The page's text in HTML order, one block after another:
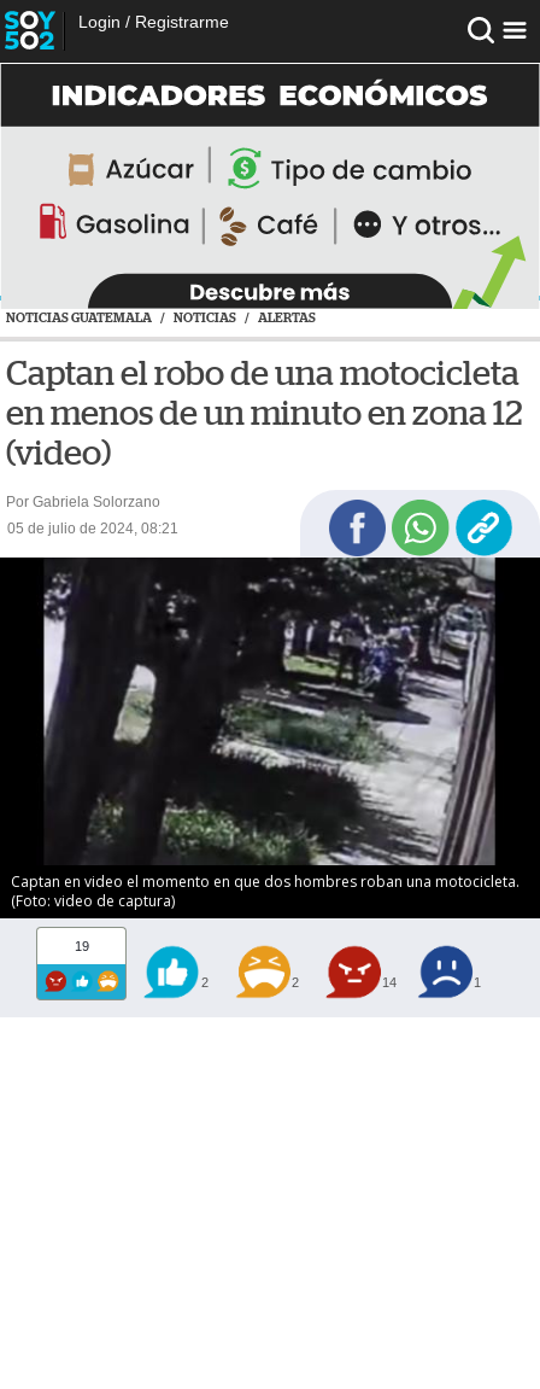
Login / Registrarme
NOTICIAS GUATEMALA / NOTICIAS / ALERTAS
Captan el robo de una motocicleta
en menos de un minuto en zona 12
(video)
Por Gabriela Solorzano
05 de julio de 2024, 08:21
Captan en video el momento en que dos hombres roban una motocicleta.
(Foto: video de captura)
19
2 2 14 1